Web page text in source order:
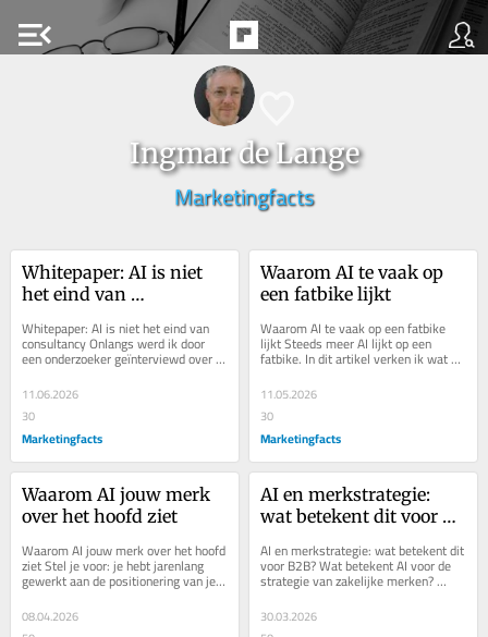
menu_open
Ingmar de Lange
Marketingfacts
Whitepaper: AI is niet
het eind van
Whitepaper: AI is niet het eind van
consultancy Onlangs werd ik door
een onderzoeker geïnterviewd over
een interessante vraag: wat betekent
AI voor...
11.06.2026
30
Marketingfacts
Waarom AI te vaak op
een fatbike lijkt
Waarom AI te vaak op een fatbike
lijkt Steeds meer AI lijkt op een
fatbike. In dit artikel verken ik wat dit
het...
11.05.2026
30
Marketingfacts
Waarom AI jouw merk
over het hoofd ziet
Waarom AI jouw merk over het hoofd
ziet Stel je voor: je hebt jarenlang
gewerkt aan de positionering van je
merk. Dan blijkt dat AI je merk aan...
08.04.2026
AI en merkstrategie:
wat betekent dit voor
AI en merkstrategie: wat betekent dit
voor B2B? Wat betekent AI voor de
strategie van zakelijke merken?
Moeten daar de alarmbellen afgaan?
Ingmar de...
30.03.2026